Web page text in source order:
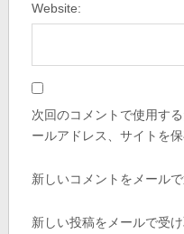
Website:
次回のコメントで使用す
ールアドレス、サイトを保
新しいコメントをメール
新しい投稿をメールで受